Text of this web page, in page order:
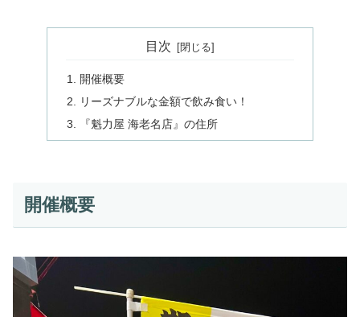
目次
開催概要
リーズナブルな金額で飲み食い！
『魁力屋 海老名店』の住所
開催概要